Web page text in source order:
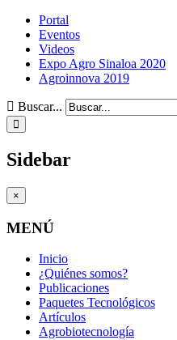
Portal
Eventos
Videos
Expo Agro Sinaloa 2020
Agroinnova 2019
Buscar...
Sidebar
×
MENÚ
Inicio
¿Quiénes somos?
Publicaciones
Paquetes Tecnológicos
Artículos
Agrobiotecnología